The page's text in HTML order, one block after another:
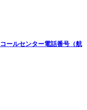
ールセンター電話番号（航